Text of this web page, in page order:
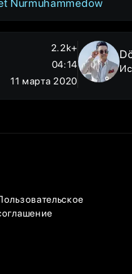
Nurmuhammedow
2.2k+
04:14
11 марта 2020